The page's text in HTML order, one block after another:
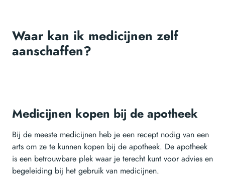
Waar kan ik medicijnen zelf
aanschaffen?
Medicijnen kopen bij de apotheek
Bij de meeste medicijnen heb je een recept nodig van een
arts om ze te kunnen kopen bij de apotheek. De apotheek
is een betrouwbare plek waar je terecht kunt voor advies en
begeleiding bij het gebruik van medicijnen.